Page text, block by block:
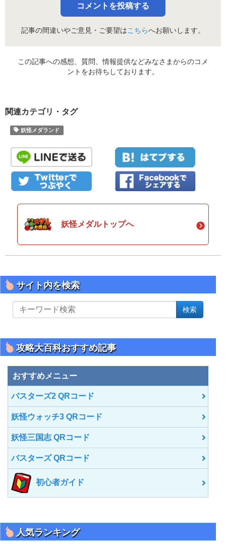
コメントを投稿する
記事の間違いやご意見・ご要望はこちらへお願いします。
この記事への感想、質問、情報提供などみなさまからのコメ
ントをお待ちしております。
関連カテゴリ・タグ
妖怪メダランド
妖怪メダルトップへ
サイト内を検索
イ
を
検
索
検索
攻略大百科おすすめ記事
おすすめメニュー
バスターズ2 QRコード
妖怪ウォッチ3 QRコード
妖怪三国志 QRコード
バスターズ QRコード
初心者ガイド
人気ランキング